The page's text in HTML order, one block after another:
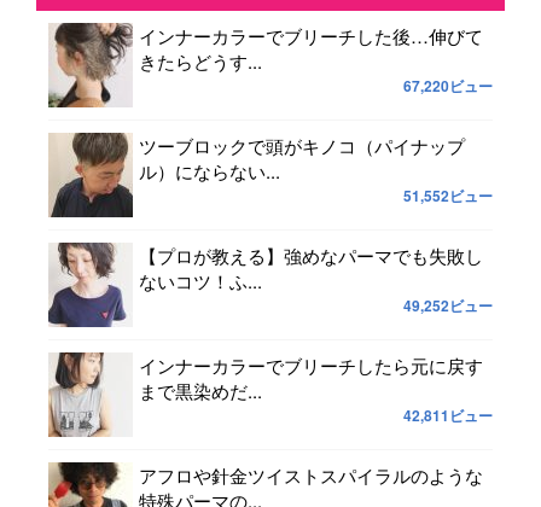
インナーカラーでブリーチした後…伸びて
きたらどうす...
67,220ビュー
ツーブロックで頭がキノコ（パイナップ
ル）にならない...
51,552ビュー
【プロが教える】強めなパーマでも失敗し
ないコツ！ふ...
49,252ビュー
インナーカラーでブリーチしたら元に戻す
まで黒染めだ...
42,811ビュー
アフロや針金ツイストスパイラルのような
特殊パーマの...